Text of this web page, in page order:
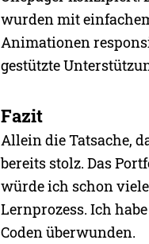
wurden mit
Animationen
gestützte
Fazit
Allein die Tatsache,
bereits stolz. Das
würde ich schon
Lernprozess. Ich
Coden überwunden.